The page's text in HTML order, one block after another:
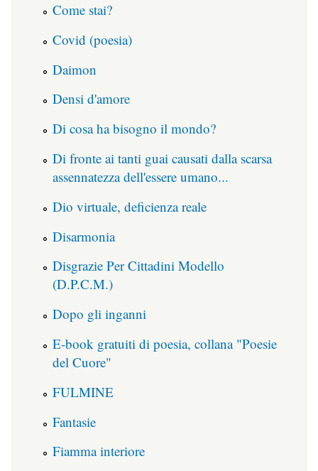
Come stai?
Covid (poesia)
Daimon
Densi d'amore
Di cosa ha bisogno il mondo?
Di fronte ai tanti guai causati dalla scarsa
assennatezza dell'essere umano...
Dio virtuale, deficienza reale
Disarmonia
Disgrazie Per Cittadini Modello
(D.P.C.M.)
Dopo gli inganni
E-book gratuiti di poesia, collana "Poesie
del Cuore"
FULMINE
Fantasie
Fiamma interiore